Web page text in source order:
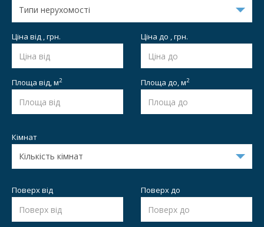
Ціна від , грн. Ціна до , грн.
Площа від,м2 Площа до,м2
Кімнат
Поверх від Поверх до